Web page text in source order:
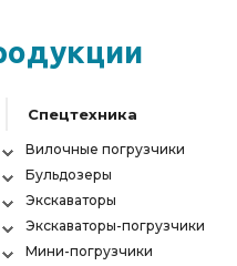
Спецтехника
Вилочные погрузчики
Бульдозеры
Экскаваторы
Экскаваторы-погрузчики
Мини-погрузчики